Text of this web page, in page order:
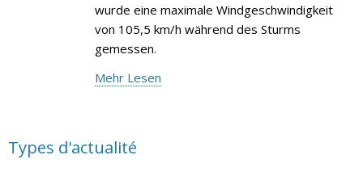
wurde eine maximale Windgeschwindigkeit
von 105,5 km/h während des Sturms
gemessen.
Mehr Lesen
Types d'actualité